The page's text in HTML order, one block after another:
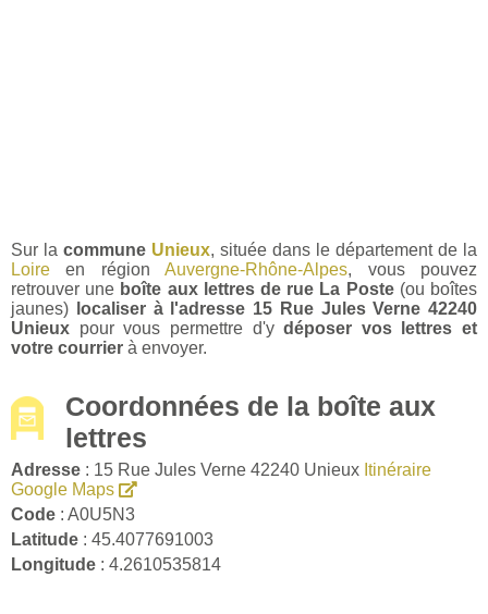
Sur la commune Unieux, située dans le département de la
Loire en régionAuvergne-Rhône-Alpes, vous pouvez
retrouver une boîte aux lettres de rue La Poste(ou boîtes
jaunes)
localiser à l'adresse 15 Rue Jules Verne 42240
Unieux pour vous permettre d'ydéposer vos lettres et
votre courrier à envoyer.
Coordonnées de la boîte aux
lettres
Adresse : 15 Rue Jules Verne 42240 Unieux Itinéraire
Google Maps
Code : A0U5N3
Latitude : 45.4077691003
Longitude : 4.2610535814